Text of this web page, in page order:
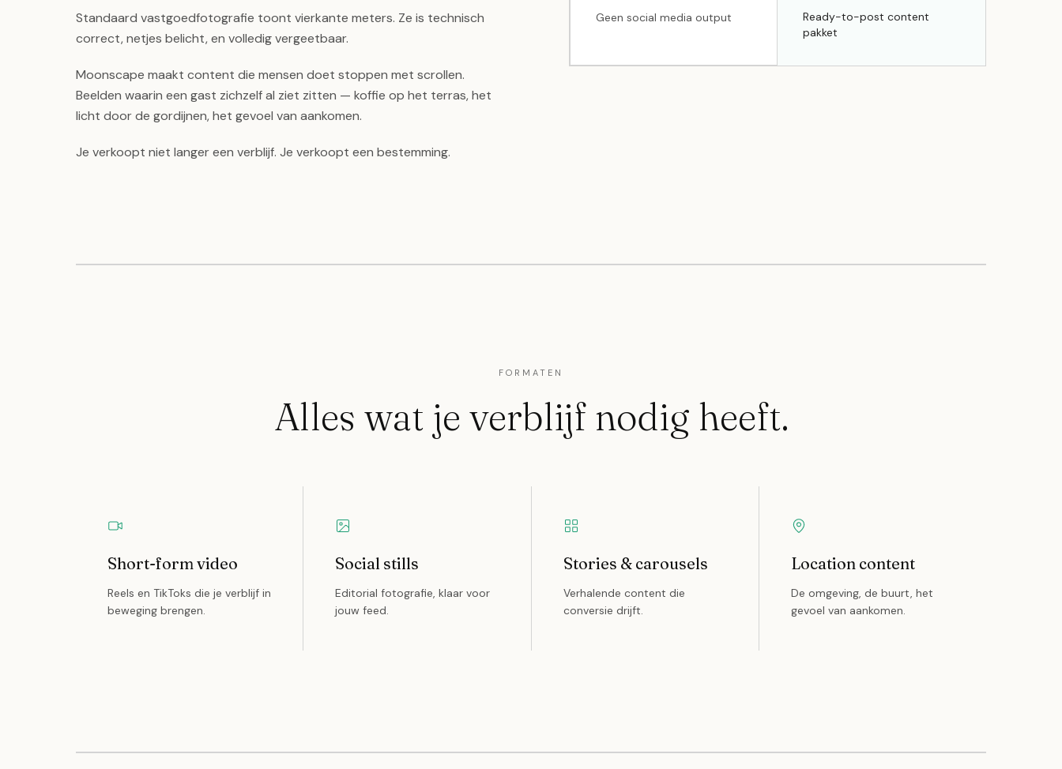
Standaard vastgoedfotografie toont vierkante meters. Ze is technisch
correct, netjes belicht, en volledig vergeetbaar.
Moonscape maakt content die mensen doet stoppen met scrollen.
Beelden waarin een gast zichzelf al ziet zitten — koffie op het terras, het
licht door de gordijnen, het gevoel van aankomen.
Je verkoopt niet langer een verblijf. Je verkoopt een bestemming.
Geen social media output
Ready-to-post content
pakket
FORMATEN
Alles wat je verblijf nodig heeft.
Short-form video
Reels en TikToks die je verblijf in
beweging brengen.
Social stills
Editorial fotografie, klaar voor
jouw feed.
Stories & carousels
Verhalende content die
conversie drijft.
Location content
De omgeving, de buurt, het
gevoel van aankomen.